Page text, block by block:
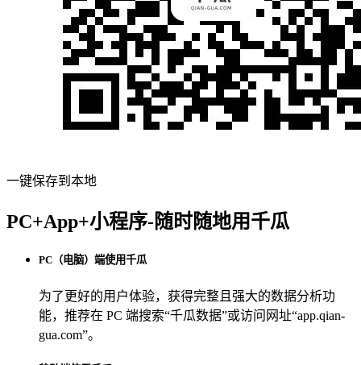
一键保存到本地
PC+App+小程序-随时随地用千瓜
PC（电脑）端使用千瓜
为了更好的用户体验，获得完整且强大的数据分析功
能，推荐在 PC 端搜索“千瓜数据”或访问网址“app.qian-
gua.com”。